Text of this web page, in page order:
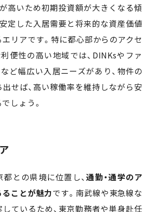
高いため初期投資額が大きくなる傾
定した入居需要と将来的な資産価値
リアです。特に都心部からのアクセ
便性の高い地域では、DINKsやファ
ど幅広い入居ニーズがあり、物件の
せば、高い稼働率を維持しながら安
しょう。
との県境に位置し、通勤・通学のア
ことが魅力です。南武線や東急線な
ているため、東京勤務者や単身赴任